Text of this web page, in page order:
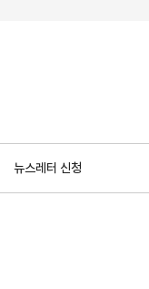
뉴스레터 신청